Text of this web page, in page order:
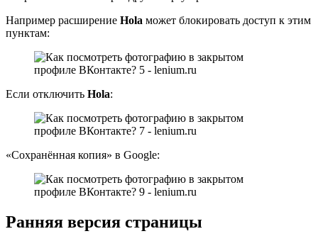
Например расширение Hola может блокировать доступ к этим
пунктам:
Если отключить Hola:
«Сохранённая копия» в Google:
Ранняя версия страницы